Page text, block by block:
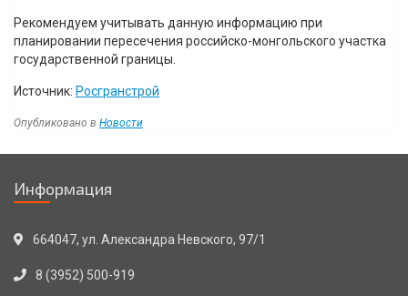
Рекомендуем учитывать данную информацию при
планировании пересечения российско-монгольского участка
государственной границы.
Источник: Росгранстрой
Опубликовано в Новости
по
Информация
664047, ул. Александра Невского, 97/1
8 (3952) 500-919